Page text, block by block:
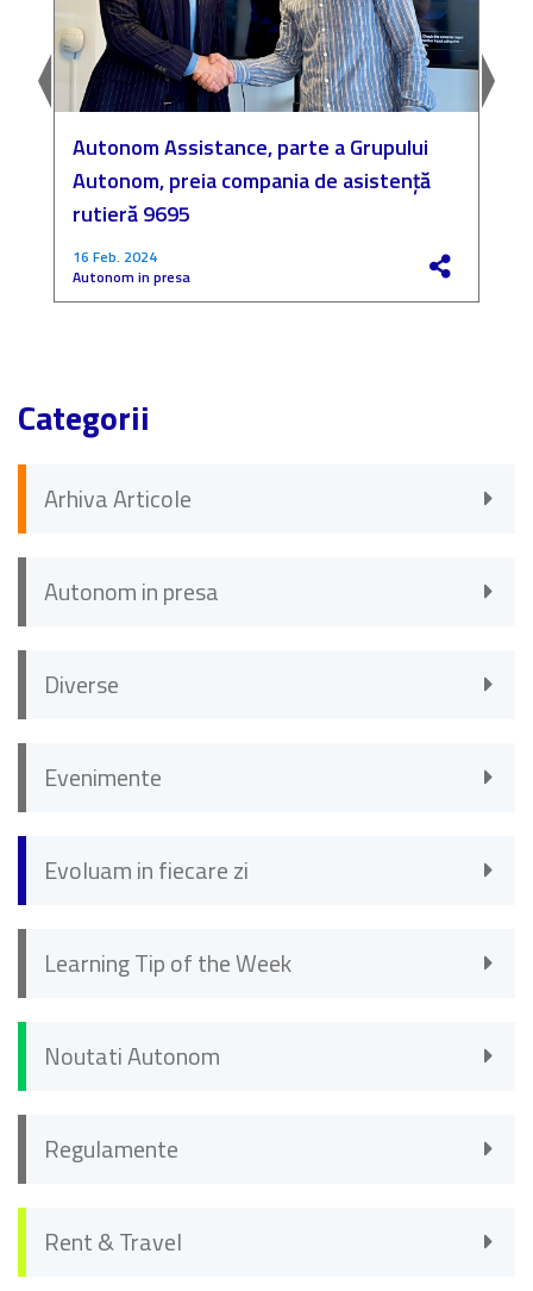
Autonom Assistance, parte a Grupului
Autonom, preia compania de asistență
rutieră 9695
16 Feb. 2024
Autonom in presa
Categorii
Arhiva Articole
Autonom in presa
Diverse
Evenimente
Evoluam in fiecare zi
Learning Tip of the Week
Noutati Autonom
Regulamente
Rent & Travel